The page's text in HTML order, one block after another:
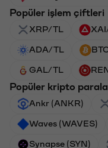
Popüler işlem çiftleri
XRP/TL
ADA/TL
GAL/TL
Popüler kripto
Ankr (ANKR)
Waves (WAVES)
Synapse (SYN)